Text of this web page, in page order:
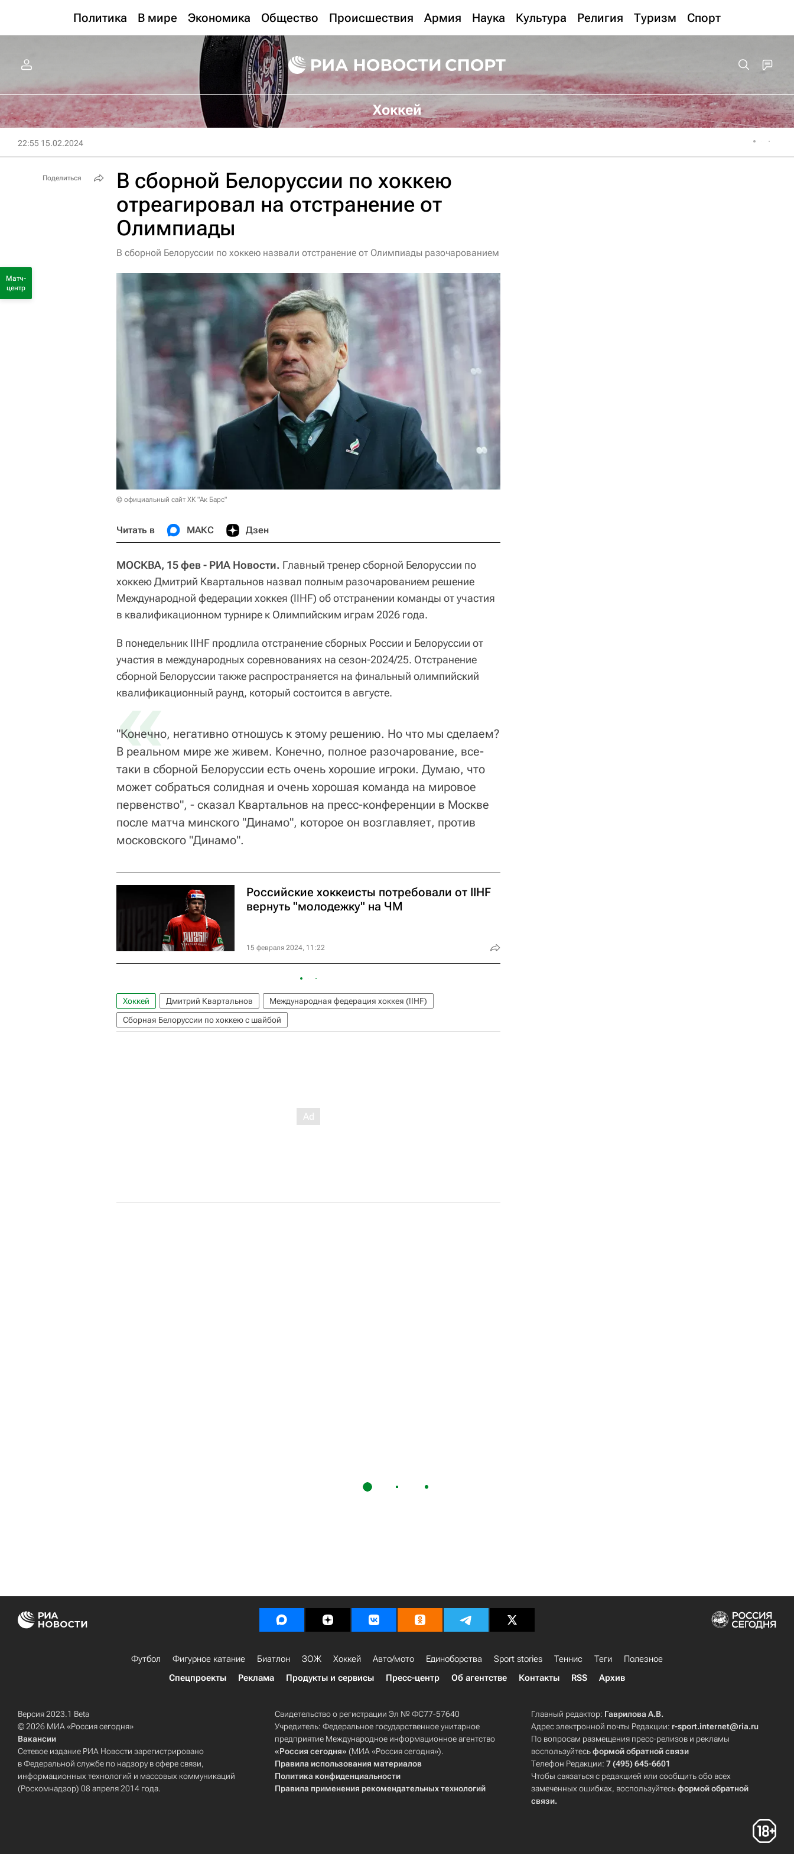
Политика В мире Экономика Общество Происшествия Армия Наука Культура Религия Туризм Спорт
Хоккей
22:55 15.02.2024
В сборной Белоруссии по хоккею
отреагировал на отстранение от
Олимпиады
В сборной Белоруссии по хоккею назвали отстранение от Олимпиады разочарованием
© официальный сайт ХК "Ак Барс"
Читать в МАКС Дзен
МОСКВА, 15 фев - РИА Новости. Главный тренер сборной Белоруссии по
хоккею Дмитрий Квартальнов назвал полным разочарованием решение
Международной федерации хоккея (IIHF) об отстранении команды от участия
в квалификационном турнире к Олимпийским играм 2026 года.
В понедельник IIHF продлила отстранение сборных России и Белоруссии от
участия в международных соревнованиях на сезон-2024/25. Отстранение
сборной Белоруссии также распространяется на финальный олимпийский
квалификационный раунд, который состоится в августе.
«
"Конечно, негативно отношусь к этому решению. Но что мы сделаем?
В реальном мире же живем. Конечно, полное разочарование, все-
таки в сборной Белоруссии есть очень хорошие игроки. Думаю, что
может собраться солидная и очень хорошая команда на мировое
первенство", - сказал Квартальнов на пресс-конференции в Москве
после матча минского "Динамо", которое он возглавляет, против
московского "Динамо".
Российские хоккеисты потребовали от IIHF
вернуть "молодежку" на ЧМ
15 февраля 2024, 11:22
Хоккей Дмитрий Квартальнов
Международная федерация хоккея (IIHF)
Сборная Белоруссии по хоккею с шайбой
Поделиться
Матч-
центр
Футбол Фигурное катание Биатлон ЗОЖ Хоккей Авто/мото Единоборства Sport stories Теннис Теги
Полезное
Спецпроекты
Реклама Продукты и сервисы Пресс-центр Об агентстве Контакты RSS Архив
Версия 2023.1 Beta
© 2026 МИА «Россия сегодня»
Вакансии
Сетевое издание РИА Новости зарегистрировано
в Федеральной службе по надзору в сфере связи,
информационных технологий и массовых коммуникаций
(Роскомнадзор) 08 апреля 2014 года.
Свидетельство о регистрации Эл № ФС77-57640
Учредитель: Федеральное государственное унитарное
предприятие Международное информационное агентство
«Россия сегодня» (МИА «Россия сегодня»).
Правила использования материалов
Политика конфиденциальности
Правила применения рекомендательных технологий
Главный редактор: Гаврилова А.В.
Адрес электронной почты Редакции: r-sport.internet@ria.ru
По вопросам размещения пресс-релизов и рекламы
воспользуйтесьформой обратной связи
Телефон Редакции:7 (495) 645-6601
Чтобы связаться с редакцией или сообщить обо всех
замеченных ошибках, воспользуйтесьформой обратной
связи.